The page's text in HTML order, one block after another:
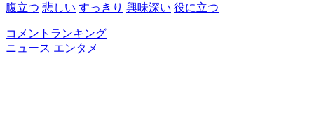
腹立つ 悲しい すっきり 興味深い 役に立つ
コメントランキング
ニュース エンタメ